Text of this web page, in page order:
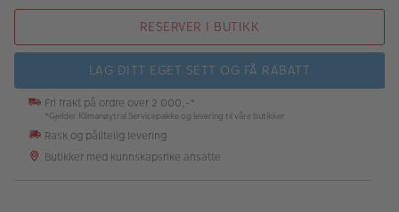
RESERVER I BUTIKK
LAG DITT EGET SETT OG FÅ RABATT
Fri frakt på ordre over 2 000,-*
*Gjelder Klimanøytral Servicepakke og levering til våre butikker
Rask og pålitelig levering
Butikker med kunnskapsrike ansatte